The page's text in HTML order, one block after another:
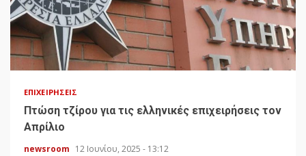
ΕΠΙΧΕΙΡΉΣΕΙΣ
Πτώση τζίρου για τις ελληνικές επιχειρήσεις τον
Απρίλιο
newsroom 12 Ιουνίου, 2025 - 13:12